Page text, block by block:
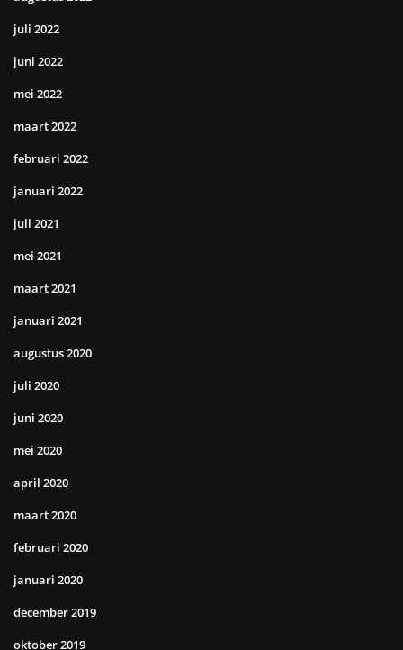
juli 2022
juni 2022
mei 2022
maart 2022
februari 2022
januari 2022
juli 2021
mei 2021
maart 2021
januari 2021
augustus 2020
juli 2020
juni 2020
mei 2020
april 2020
maart 2020
februari 2020
januari 2020
december 2019
oktober 2019